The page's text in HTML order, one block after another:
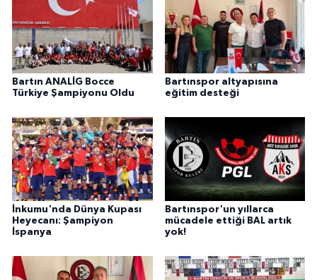
Bartın ANALİG Bocce
Türkiye Şampiyonu Oldu
Bartınspor altyapısına
eğitim desteği
İnkumu'nda Dünya Kupası
Heyecanı: Şampiyon
İspanya
Bartınspor'un yıllarca
mücadele ettiği BAL artık
yok!